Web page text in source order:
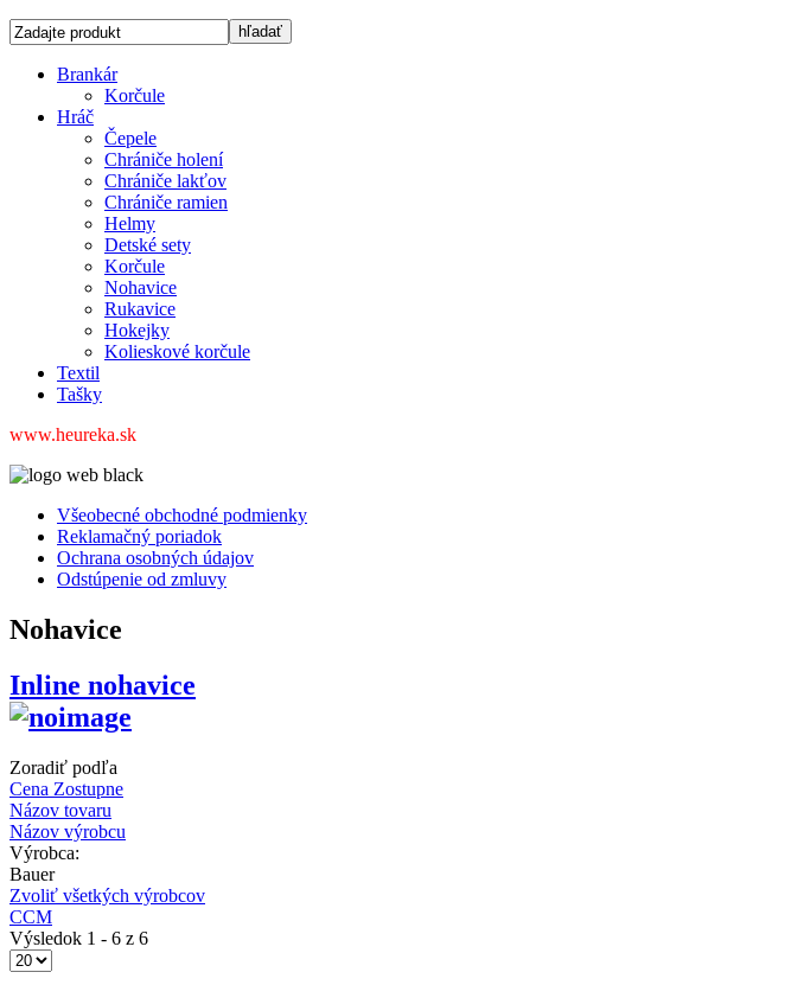
Brankár
Korčule
Hráč
Čepele
Chrániče holení
Chrániče lakťov
Chrániče ramien
Helmy
Detské sety
Korčule
Nohavice
Rukavice
Hokejky
Kolieskové korčule
Textil
Tašky
www.heureka.sk
Všeobecné obchodné podmienky
Reklamačný poriadok
Ochrana osobných údajov
Odstúpenie od zmluvy
Nohavice
Inline nohavice
Zoradiť podľa
Cena Zostupne
Názov tovaru
Názov výrobcu
Výrobca:
Bauer
Zvoliť všetkých výrobcov
CCM
Výsledok 1 - 6 z 6